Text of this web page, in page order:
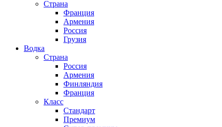
Страна
Франция
Армения
Россия
Грузия
Водка
Страна
Россия
Армения
Финляндия
Франция
Класс
Стандарт
Премиум